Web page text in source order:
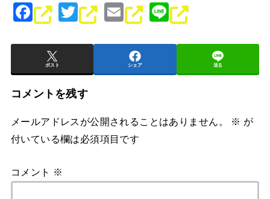
F
a
c
e
b
o
k
T
wi
tt
er
E
m
ai
l
Li
n
e
ポスト シェア 送る
コメントを残す
メールアドレスが公開されることはありません。 ※ が
付いている欄は必須項目です
コメント ※